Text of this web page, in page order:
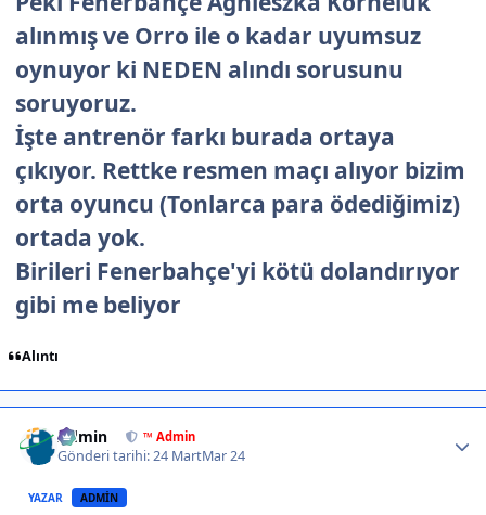
alınmış ve Orro ile o kadar uyumsuz
oynuyor ki NEDEN alındı sorusunu
soruyoruz.
İşte antrenör farkı burada ortaya
çıkıyor. Rettke resmen maçı alıyor bizim
orta oyuncu (Tonlarca para ödediğimiz)
ortada yok.
Birileri Fenerbahçe'yi kötü dolandırıyor
gibi me beliyor
Alıntı
Admin ™ Admin
Gönderi tarihi:24 MartMar 24
YAZAR ADMIN